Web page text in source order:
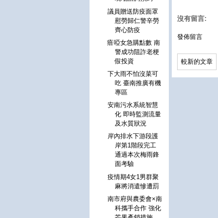
沒有留言:
發佈留言
較新的文章
議員贈送防疫面罩
慰勞歸仁警辛勞
齊心防疫
瘖啞女急購點數 南
警成功阻詐老梗
假投資
下大雨不怕沒菜可
吃 臺南推廣有機
專區
安南污水系統智慧
化 即時監測流量
及水質狀況
岸內排水下游段護
岸第1階段完工
通過本次梅雨鋒
面考驗
疫情期4女1男群聚
麻將消遣慘遭罰
南市府與農委會×南
科攜手合作 強化